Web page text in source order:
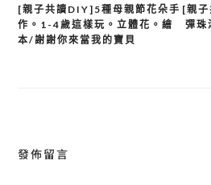
文
章
[親
彈珠
[親子共讀DIY]5種母親節花朵手
作。1-4歲這樣玩。立體花。繪
本/謝謝你來當我的寶貝
發佈留言